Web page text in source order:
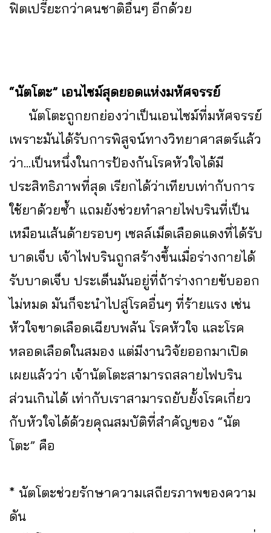
ฟิตเปรี๊ยะกว่าคนชาติอื่นๆ อีกด้วย
“นัตโตะ” เอนไซม์สุดยอดแห่งมหัศจรรย์
นัตโตะถูกยกย่องว่าเป็นเอนไซม์ที่มหัศจรรย์
เพราะมันได้รับการพิสูจน์ทางวิทยาศาสตร์แล้ว
ว่า...เป็นหนึ่งในการป้องกันโรคหัวใจได้มี
ประสิทธิภาพที่สุด เรียกได้ว่าเทียบเท่ากับการ
ใช้ยาด้วยซ้ำ แถมยังช่วยทำลายไฟบรินที่เป็น
เหมือนเส้นด้ายรอบๆ เซลล์เม็ดเลือดแดงที่ได้รับ
บาดเจ็บ เจ้าไฟบรินถูกสร้างขึ้นเมื่อร่างกายได้
รับบาดเจ็บ ประเด็นมันอยู่ที่ถ้าร่างกายขับออก
ไม่หมด มันก็จะนำไปสู่โรคอื่นๆ ที่ร้ายแรง เช่น
หัวใจขาดเลือดเฉียบพลัน โรคหัวใจ และโรค
หลอดเลือดในสมอง แต่มีงานวิจัยออกมาเปิด
เผยแล้วว่า เจ้านัตโตะสามารถสลายไฟบริน
ส่วนเกินได้ เท่ากับเราสามารถยับยั้งโรคเกี่ยว
กับหัวใจได้ด้วยคุณสมบัติที่สำคัญของ “นัต
โตะ” คือ
* นัตโตะช่วยรักษาความเสถียรภาพของความ
ดัน